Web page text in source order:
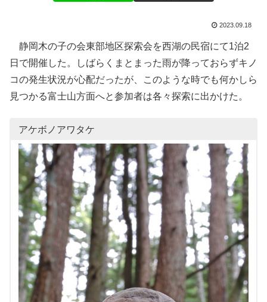
2023.09.18
静岡木の子の会東部地区探索会を西湖の民宿にて1泊2
日で開催した。しばらくまとまった雨が降っておらずキノ
コの発生状況が心配だったが、このような時でも何かしら
見つかる富士山方面へと参加者は各々探索に出かけた。
アケボノアワタケ